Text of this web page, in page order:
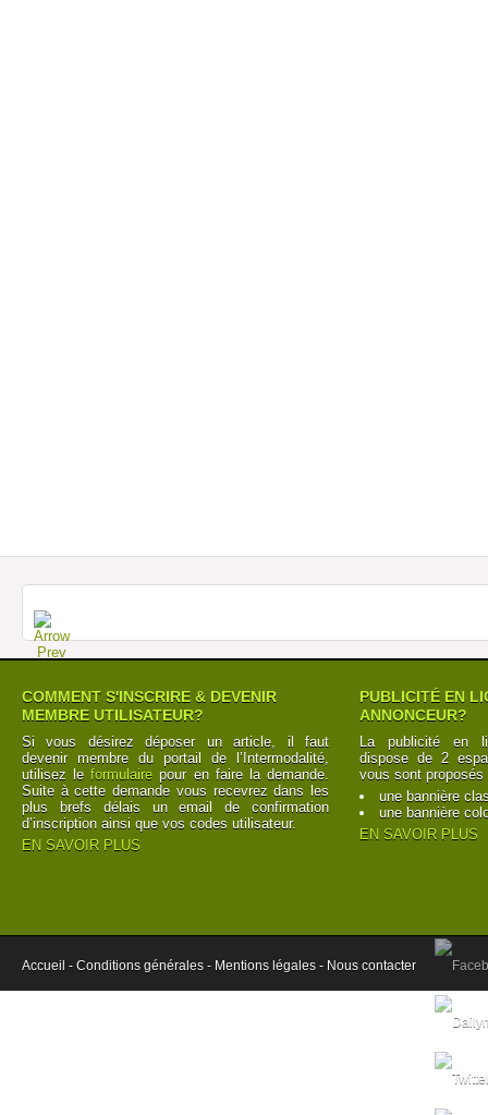
COMMENT S'INSCRIRE & DEVENIR
MEMBRE UTILISATEUR?
Si vous désirez déposer un article, il faut
devenir membre du portail de l’Intermodalité,
utilisez leformulaire pour en faire la demande.
Suite à cette demande vous recevrez dans les
plus brefs délais un email de confirmation
d’inscription ainsi que vos codes utilisateur.
EN SAVOIR PLUS
PUBLICITÉ EN
ANNONCEUR?
La publicité en
dispose de 2
vous sont proposés
une bannière
une bannière
EN SAVOIR PLUS
Accueil - Conditions générales - Mentions légales - Nous contacter